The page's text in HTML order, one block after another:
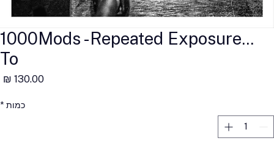
...1000Mods -Repeated Exposure
To
כמות *